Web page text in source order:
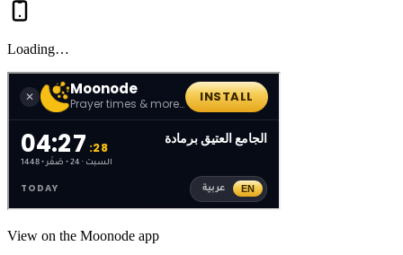
Loading…
View on the Moonode app